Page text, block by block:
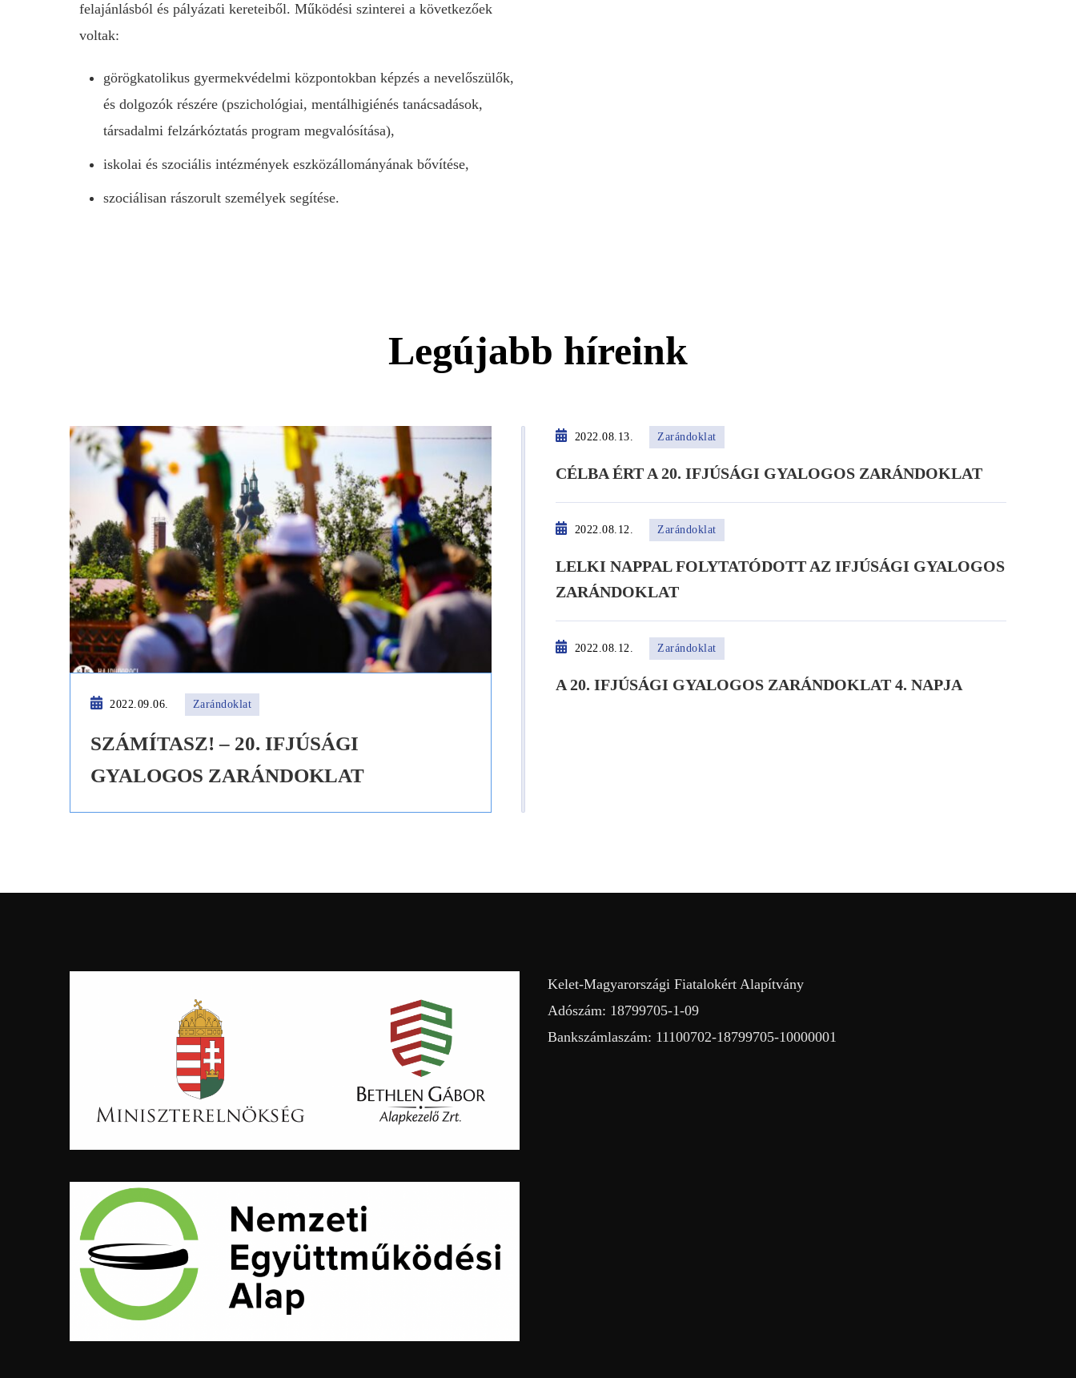
felajánlásból és pályázati kereteiből. Működési szinterei a következőek
voltak:
görögkatolikus gyermekvédelmi központokban képzés a nevelőszülők,
és dolgozók részére (pszichológiai, mentálhigiénés tanácsadások,
társadalmi felzárkóztatás program megvalósítása),
iskolai és szociális intézmények eszközállományának bővítése,
szociálisan rászorult személyek segítése.
Legújabb híreink
SZÁMÍTASZ! – 20. IFJÚSÁGI
GYALOGOS ZARÁNDOKLAT
2022.09.06. Zarándoklat
CÉLBA ÉRT A 20. IFJÚSÁGI GYALOGOS ZARÁNDOKLAT
2022.08.13. Zarándoklat
LELKI NAPPAL FOLYTATÓDOTT AZ IFJÚSÁGI GYALOGOS
ZARÁNDOKLAT
2022.08.12. Zarándoklat
A 20. IFJÚSÁGI GYALOGOS ZARÁNDOKLAT 4. NAPJA
2022.08.12. Zarándoklat
Kelet-Magyarországi Fiatalokért Alapítvány
Adószám: 18799705-1-09
Bankszámlaszám: 11100702-18799705-10000001